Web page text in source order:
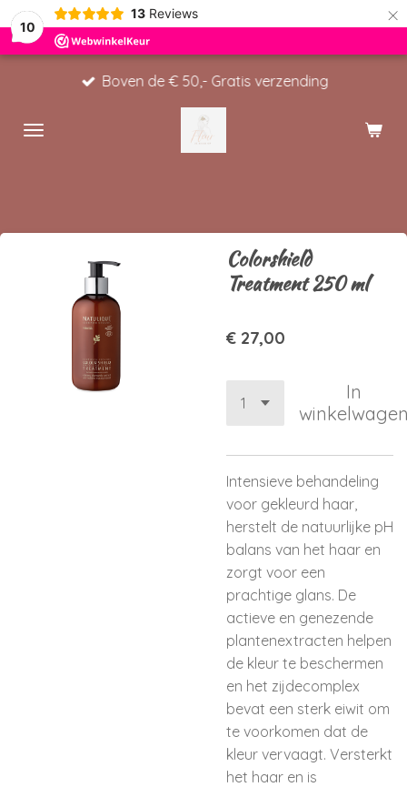
10
13 Reviews ×
Boven de € 50,- Gratis verzending
Colorshield
Treatment 250 ml
€ 27,00
In
Intensieve behandeling
voor gekleurd haar,
herstelt de natuurlijke pH
balans van het haar en
zorgt voor een
prachtige glans. De
actieve en genezende
plantenextracten helpen
de kleur te beschermen
en het zijdecomplex
bevat een sterk eiwit om
te voorkomen dat de
kleur vervaagt. Versterkt
het haar en is